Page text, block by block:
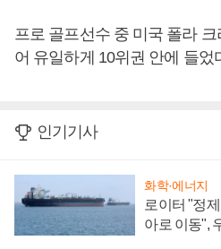
프로 골프선수 중 미국 폴라
어 유일하게 10위권 안에 들었
인기기사
화학·에너지
로이터 "정
아로 이동",